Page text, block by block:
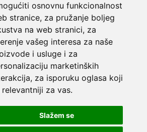
osnovnu funkcionalnost
stranice, za pružanje boljeg
na web stranici, za
vašeg interesa za naše
i usluge i za
marketinških
, za isporuku oglasa koji
relevantniji za vas.
Slažem se
plaćanje
kamata